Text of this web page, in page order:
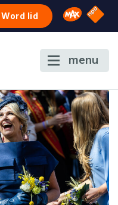
Word lid Omroep
NPO
menu